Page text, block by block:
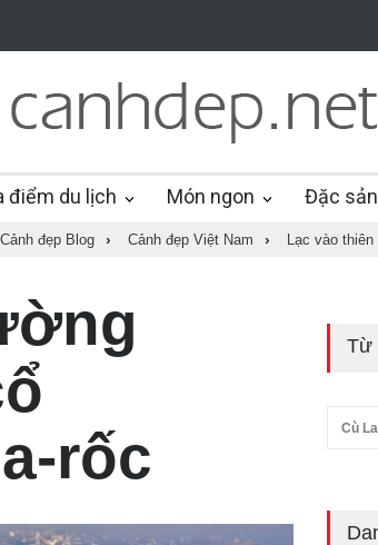
điểm du lịch Món ngon Đặc
Cảnh đẹp Blog › Cảnh đẹp Việt Nam › Lạc vào
rốc
Từ
Cù